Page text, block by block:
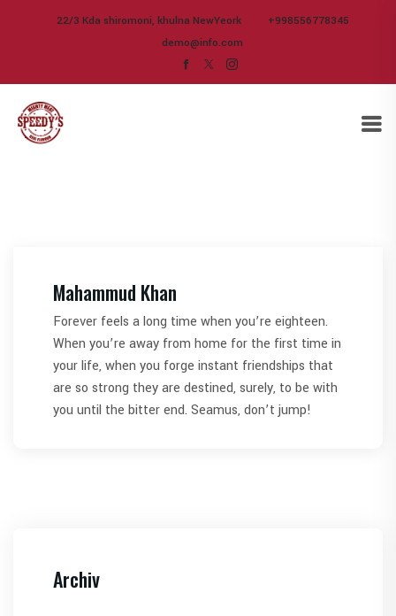
22/3 Kda shiromoni, khulna NewYeork
+998556778345
demo@info.com
Mahammud Khan
Forever feels a long time when you’re eighteen.
When you’re away from home for the first time in
your life, when you forge instant friendships that
are so strong they are destined, surely, to be with
you until the bitter end. Seamus, don’t jump!
Archiv